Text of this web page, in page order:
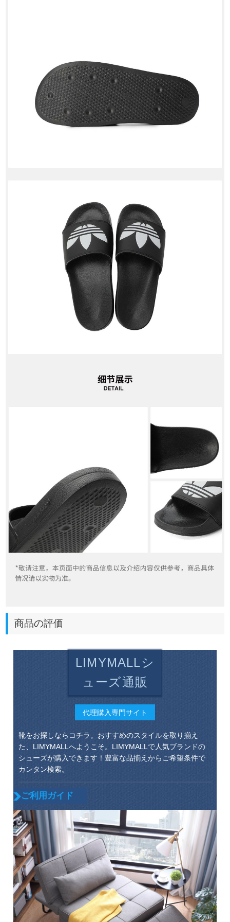
商品の評価
LIMYMALLシ
ューズ通販
代理購入専門サイト
靴をお探しならコチラ。おすすめのスタイルを取り揃え
た、LIMYMALLへようこそ。LIMYMALLで人気ブランドの
シューズが購入できます！豊富な品揃えからご希望条件で
カンタン検索。
ご利用ガイド